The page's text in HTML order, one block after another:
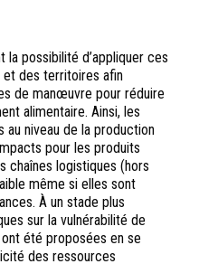
possibilité d’appliquer ces
et des territoires afin
de manœuvre pour réduire
alimentaire. Ainsi, les
niveau de la production
pour les produits
chaînes logistiques (hors
même si elles sont
À un stade plus
sur la vulnérabilité de
été proposées en se
des ressources